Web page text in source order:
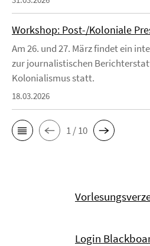
Workshop: Post-/Koloniale
Am 26. und 27. März findet ein
zur journalistischen
Kolonialismus statt.
18.03.2026
1 / 10
Login